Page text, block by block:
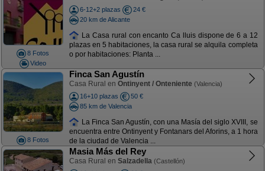
8 Fotos
Video
6-12+2 plazas
24 €
20 km de Alicante
La Casa rural con encanto Ca lluis dispone de 6 a 12
plazas en 5 habitaciones, la casa rural se alquila completa
o por habitaciones: Planta ...
8 Fotos
Finca San Agustín
Casa Rural en Ontinyent / Onteniente (Valencia)
16+10 plazas
50 €
85 km de Valencia
La Finca San Agustín, con una Masía del siglo XVIII, se
encuentra entre Ontinyent y Fontanars del Aforins, a 1 hora
de la ciudad de Valencia ...
Masia Más del Rey
Casa Rural en Salzadella (Castellón)